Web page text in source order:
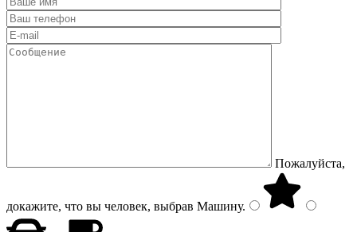
Пожалуйста,
докажите, что вы человек, выбрав Машину.